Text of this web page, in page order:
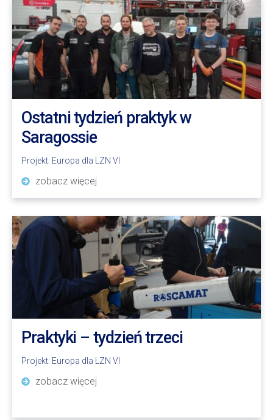
Ostatni tydzień praktyk w
Saragossie
Projekt: Europa dla LZN VI
zobacz więcej
Praktyki – tydzień trzeci
Projekt: Europa dla LZN VI
zobacz więcej